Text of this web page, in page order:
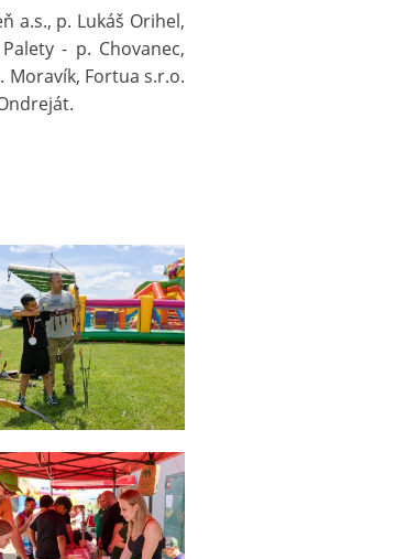
a.s., p. Lukáš Orihel,
- p. Chovanec,
Moravík, Fortua s.r.o.